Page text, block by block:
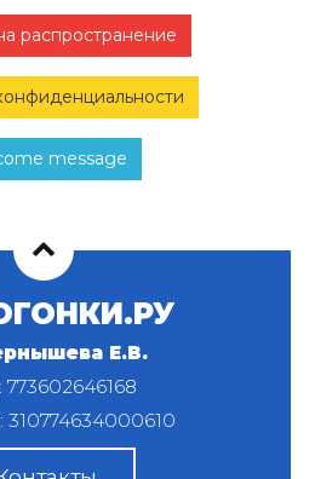
распространение
message
Е.В.